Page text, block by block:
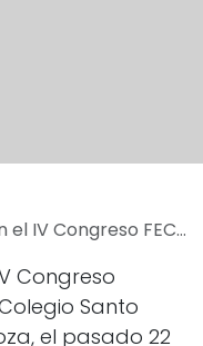
Congreso FECAPA
Congreso
Santo
el pasado 22